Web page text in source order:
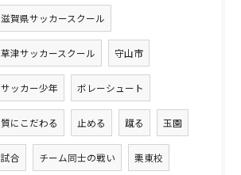
滋賀県サッカースクール
草津サッカースクール 守山市
サッカー少年 ボレーシュート
質にこだわる 止める 蹴る 玉園
試合 チーム同士の戦い 栗東校